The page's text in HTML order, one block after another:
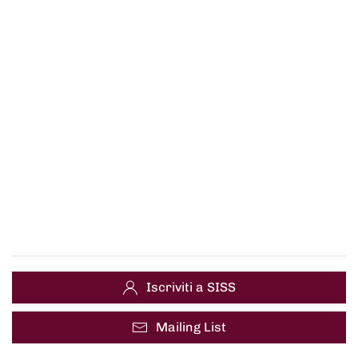
Iscriviti a SISS
Mailing List